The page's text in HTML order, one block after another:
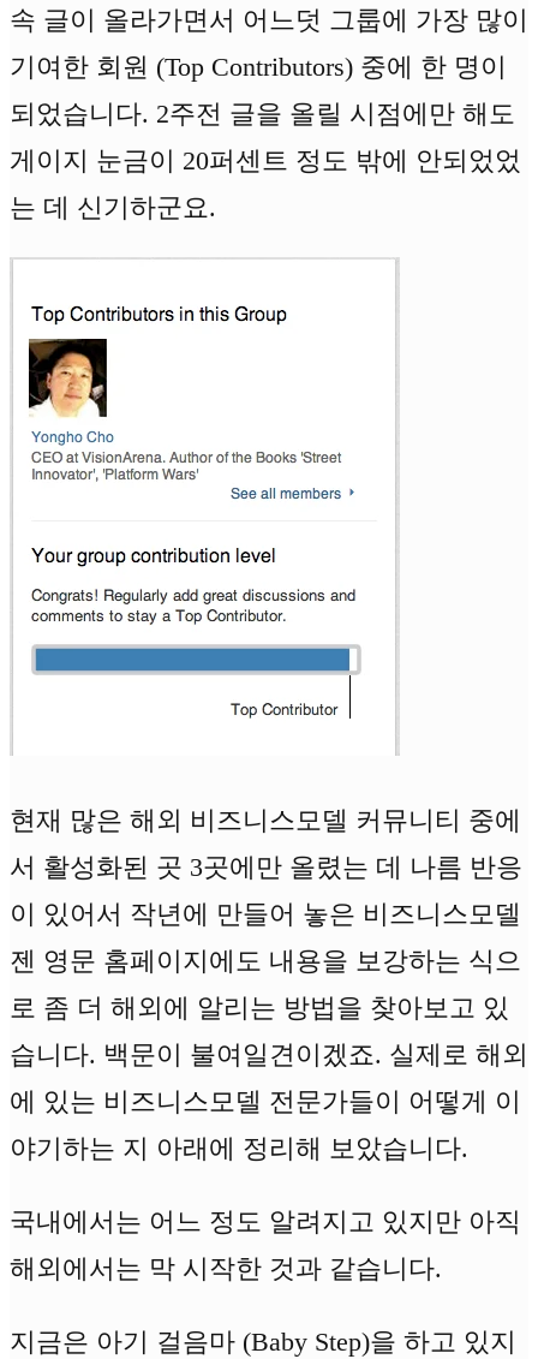
속 글이 올라가면서 어느덧 그룹에 가장 많이
기여한 회원 (Top Contributors) 중에 한 명이
되었습니다. 2주전 글을 올릴 시점에만 해도
게이지 눈금이 20퍼센트 정도 밖에 안되었었
는 데 신기하군요.
현재 많은 해외 비즈니스모델 커뮤니티 중에
서 활성화된 곳 3곳에만 올렸는 데 나름 반응
이 있어서 작년에 만들어 놓은 비즈니스모델
젠 영문 홈페이지에도 내용을 보강하는 식으
로 좀 더 해외에 알리는 방법을 찾아보고 있
습니다. 백문이 불여일견이겠죠. 실제로 해외
에 있는 비즈니스모델 전문가들이 어떻게 이
야기하는 지 아래에 정리해 보았습니다.
국내에서는 어느 정도 알려지고 있지만 아직
해외에서는 막 시작한 것과 같습니다.
지금은 아기 걸음마 (Baby Step)을 하고 있지